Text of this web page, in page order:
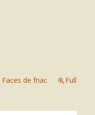
Faces de fnac
Full